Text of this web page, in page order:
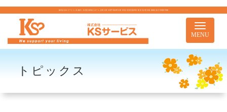
株式会社KSサービス｜札幌市｜住宅型有料老人ホーム 訪問介護 介護予防訪問介護 居宅介護 重度訪問介護 居宅介護支援 移動支援 児童通所事業
Toggle
MENU
トピックス